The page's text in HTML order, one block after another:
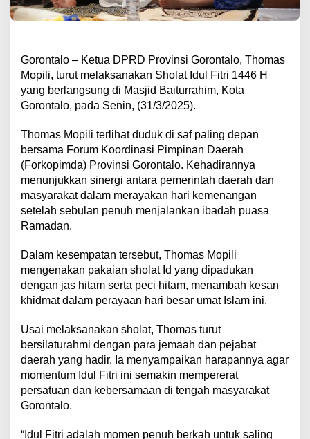
Gorontalo – Ketua DPRD Provinsi Gorontalo, Thomas
Mopili, turut melaksanakan Sholat Idul Fitri 1446 H
yang berlangsung di Masjid Baiturrahim, Kota
Gorontalo, pada Senin, (31/3/2025).
Thomas Mopili terlihat duduk di saf paling depan
bersama Forum Koordinasi Pimpinan Daerah
(Forkopimda) Provinsi Gorontalo. Kehadirannya
menunjukkan sinergi antara pemerintah daerah dan
masyarakat dalam merayakan hari kemenangan
setelah sebulan penuh menjalankan ibadah puasa
Ramadan.
Dalam kesempatan tersebut, Thomas Mopili
mengenakan pakaian sholat Id yang dipadukan
dengan jas hitam serta peci hitam, menambah kesan
khidmat dalam perayaan hari besar umat Islam ini.
Usai melaksanakan sholat, Thomas turut
bersilaturahmi dengan para jemaah dan pejabat
daerah yang hadir. Ia menyampaikan harapannya agar
momentum Idul Fitri ini semakin mempererat
persatuan dan kebersamaan di tengah masyarakat
Gorontalo.
“Idul Fitri adalah momen penuh berkah untuk saling